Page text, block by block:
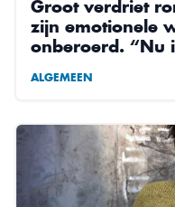
Groot verdriet
zijn emotionele
onberoerd. “Nu
ALGEMEEN